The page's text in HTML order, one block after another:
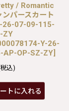
/ Romantic
パースカート
26-07-09-115-
ZY
Y-26-
AP-OP-SZ-ZY]
込)
トに入れる